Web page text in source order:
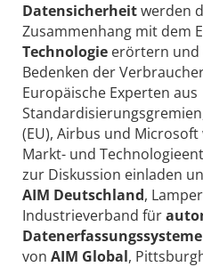
Datensicherheitwerden
Zusammenhang mit dem
Technologie erörtern und
Bedenken der
Europäische Experten aus
(EU), Airbus und
Markt- und
zur Diskussion einladen
AIM Deutschland,
Industrieverband für
Datenerfassungssysteme
von AIM Global,